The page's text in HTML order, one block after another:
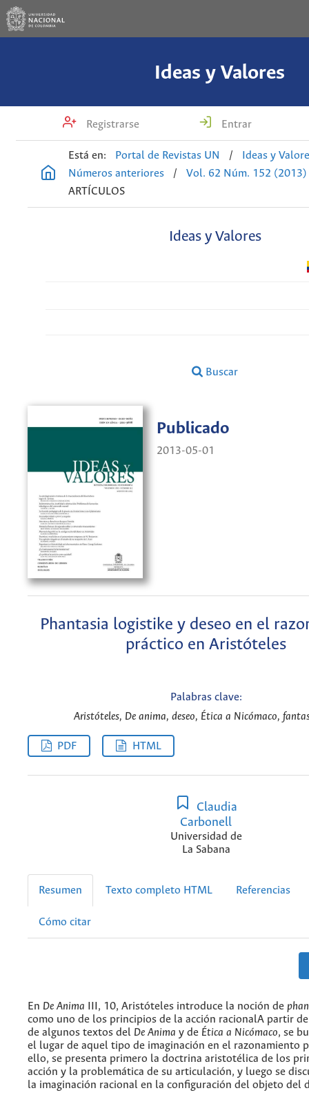
Ideas y Valores
Registrarse Entrar
Está en: Portal de Revistas UN /
Ideas y
Números anteriores
/
Vol. 62 Núm. 152 (2013)
ARTÍCULOS
Ideas y Valores
Buscar
Publicado
2013-05-01
Phantasia logistike y deseo en el
práctico en Aristóteles
Palabras clave:
Aristóteles, De anima, deseo, Ética a Nicómaco,
PDF HTML
Claudia
Carbonell
Universidad de
La Sabana
Resumen Texto completo HTML Referencias
Cómo citar
En De Anima III, 10, Aristóteles introduce la noción de
como uno de los principios de la acción racionalA partir
de algunos textos del De Anima y de Ética a Nicómaco, se
el lugar de aquel tipo de imaginación en el razonamiento
ello, se presenta primero la doctrina aristotélica de los
acción y la problemática de su articulación, y luego se
la imaginación racional en la configuración del objeto del